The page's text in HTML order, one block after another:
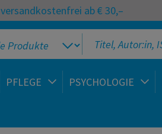
versandkostenfrei ab € 30,–
PFLEGE PSYCHOLOGIE